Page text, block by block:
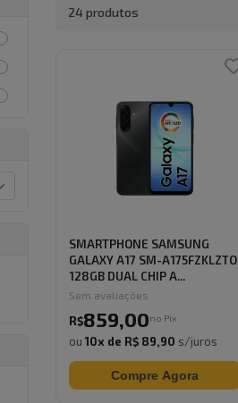
24produtos
SMARTPHONE SAMSUNG
GALAXY A17 SM-A175FZKLZTO
128GB DUAL CHIP A...
Sem avaliações
R$859,00no Pix
ou 10x de R$ 89,90 s/juros
Compre Agora